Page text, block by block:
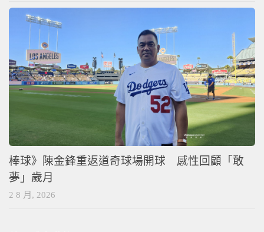
棒球》陳金鋒重返道奇球場開球 感性回顧「敢
夢」歲月
2 8 月, 2026